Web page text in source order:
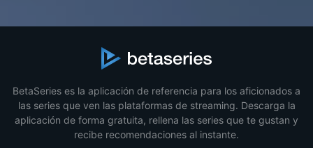
BetaSeries es la aplicación de referencia para los aficionados a
las series que ven las plataformas de streaming. Descarga la
aplicación de forma gratuita, rellena las series que te gustan y
recibe recomendaciones al instante.